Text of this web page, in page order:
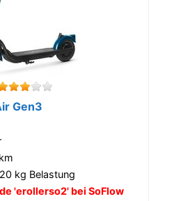
Gen3
kg Belastung
'erollerso2' bei SoFlow